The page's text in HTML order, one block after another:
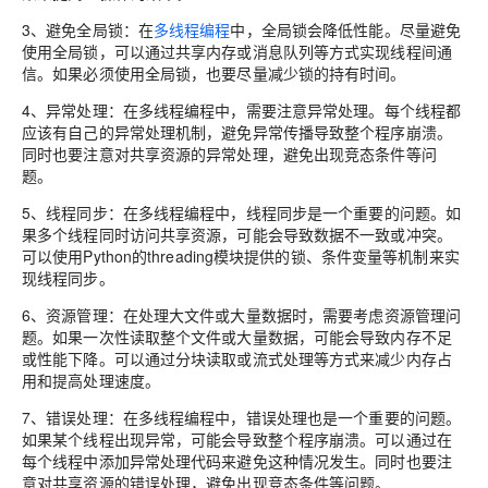
3、避免全局锁： 在多线程编程中，全局锁会降低性能。尽量避免
使用全局锁，可以通过共享内存或消息队列等方式实现线程间通
信。如果必须使用全局锁，也要尽量减少锁的持有时间。
4、异常处理： 在多线程编程中，需要注意异常处理。每个线程都
应该有自己的异常处理机制，避免异常传播导致整个程序崩溃。
同时也要注意对共享资源的异常处理，避免出现竞态条件等问
题。
5、线程同步： 在多线程编程中，线程同步是一个重要的问题。如
果多个线程同时访问共享资源，可能会导致数据不一致或冲突。
可以使用Python的threading模块提供的锁、条件变量等机制来实
现线程同步。
6、资源管理： 在处理大文件或大量数据时，需要考虑资源管理问
题。如果一次性读取整个文件或大量数据，可能会导致内存不足
或性能下降。可以通过分块读取或流式处理等方式来减少内存占
用和提高处理速度。
7、错误处理： 在多线程编程中，错误处理也是一个重要的问题。
如果某个线程出现异常，可能会导致整个程序崩溃。可以通过在
每个线程中添加异常处理代码来避免这种情况发生。同时也要注
意对共享资源的错误处理，避免出现竞态条件等问题。